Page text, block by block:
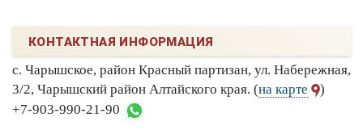
КОНТАКТНАЯ ИНФОРМАЦИЯ
с. Чарышское, район Красный партизан, ул. Набережная,
3/2, Чарышский район Алтайского края. (на карте
)
+7-903-990-21-90